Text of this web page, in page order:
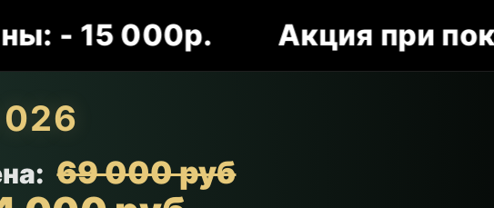
15 000р. Акция при
69 000 руб